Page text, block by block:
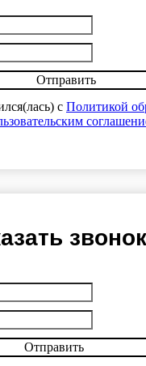
Отправить
с Политикой
звонок
Отправить